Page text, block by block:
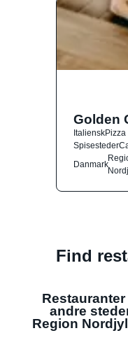
Golden
ItalienskPizza
Spisesteder
Danmark
Find
Restauranter
andre
Region